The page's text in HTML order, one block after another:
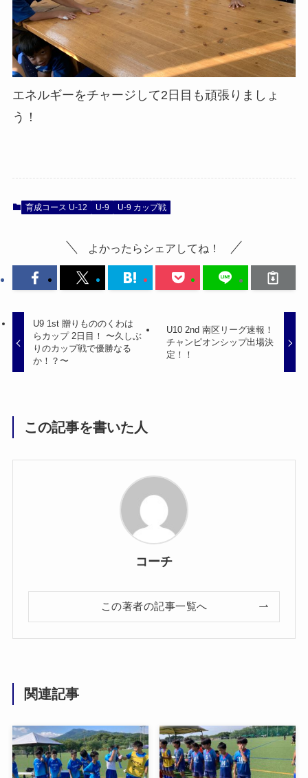
エネルギーをチャージして2日目も頑張りましょ
う！
育成コース U-12 U-9 U-9 カップ戦
よかったらシェアしてね！
U9 1st 贈りもののくわは
らカップ 2日目！ 〜久しぶ
りのカップ戦で優勝なる
か！？〜
U10 2nd 南区リーグ速報！
チャンピオンシップ出場決
定！！
この記事を書いた人
コーチ
この著者の記事一覧へ
関連記事